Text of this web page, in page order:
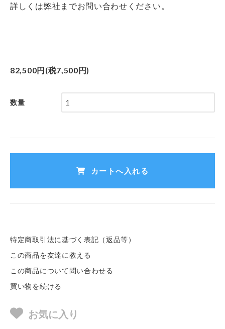
詳しくは弊社までお問い合わせください。
82,500円(税7,500円)
数量
カートへ入れる
特定商取引法に基づく表記（返品等）
この商品を友達に教える
この商品について問い合わせる
買い物を続ける
お気に入り